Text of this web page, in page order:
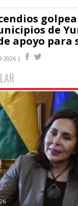
de
apoyo para
2026 |